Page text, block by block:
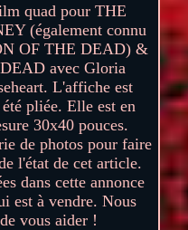
quad pour THE
(également connu
OF THE DEAD) &
avec Gloria
L'affiche est
pliée. Elle est en
30x40 pouces.
de photos pour faire
l'état de cet article.
dans cette annonce
est à vendre. Nous
vous aider !